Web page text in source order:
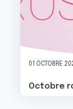
01 OCTOBRE
Octobre